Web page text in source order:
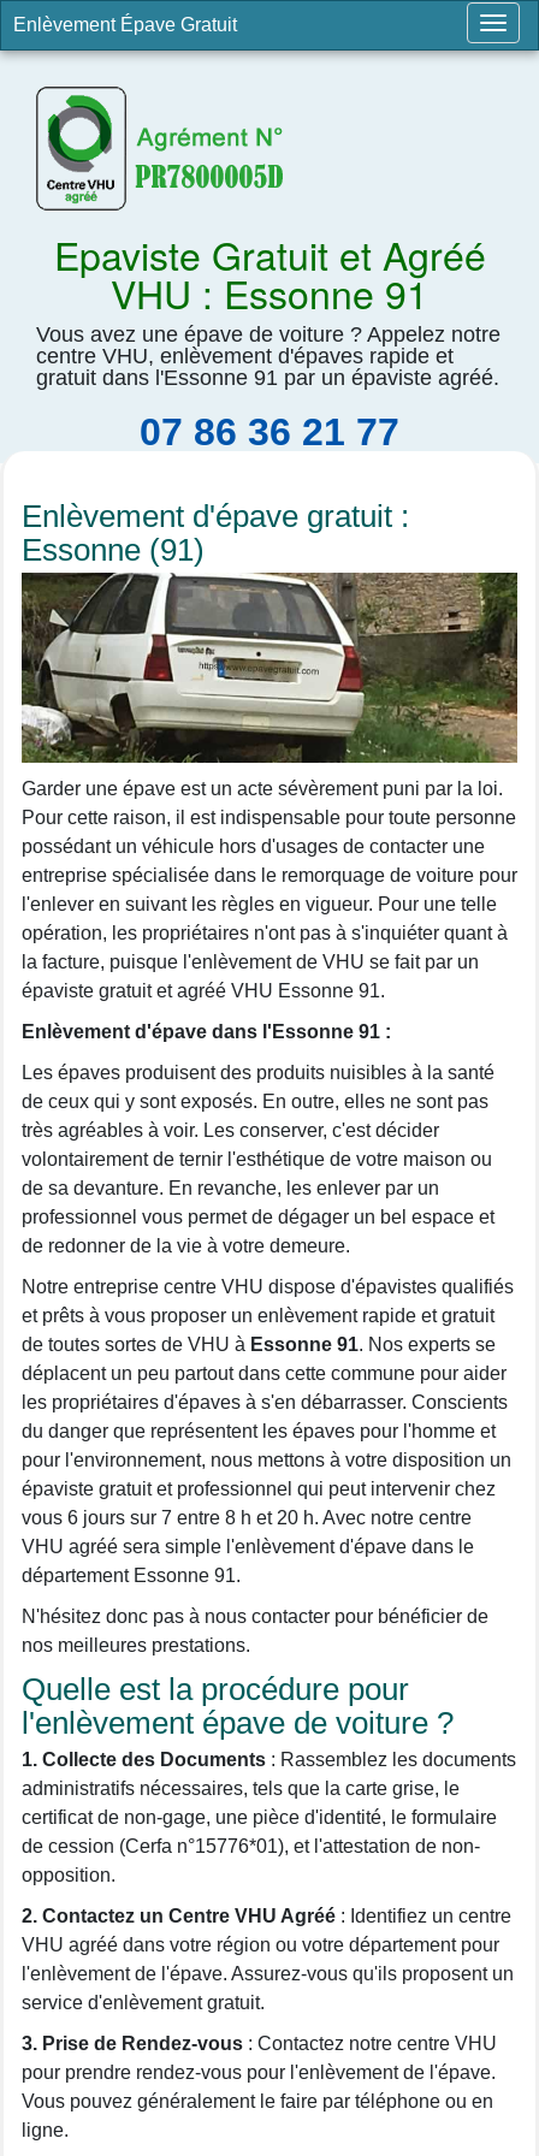
Enlèvement Épave Gratuit
Epaviste Gratuit et Agréé
VHU : Essonne 91
Vous avez une épave de voiture ? Appelez notre
centre VHU, enlèvement d'épaves rapide et
gratuit dans l'Essonne 91 par un épaviste agréé.
07 86 36 21 77
Enlèvement d'épave gratuit :
Essonne (91)
Garder une épave est un acte sévèrement puni par la loi.
Pour cette raison, il est indispensable pour toute personne
possédant un véhicule hors d'usages de contacter une
entreprise spécialisée dans le remorquage de voiture pour
l'enlever en suivant les règles en vigueur. Pour une telle
opération, les propriétaires n'ont pas à s'inquiéter quant à
la facture, puisque l'enlèvement de VHU se fait par un
épaviste gratuit et agréé VHU Essonne 91.
Enlèvement d'épave dans l'Essonne 91 :
Les épaves produisent des produits nuisibles à la santé
de ceux qui y sont exposés. En outre, elles ne sont pas
très agréables à voir. Les conserver, c'est décider
volontairement de ternir l'esthétique de votre maison ou
de sa devanture. En revanche, les enlever par un
professionnel vous permet de dégager un bel espace et
de redonner de la vie à votre demeure.
Notre entreprise centre VHU dispose d'épavistes qualifiés
et prêts à vous proposer un enlèvement rapide et gratuit
de toutes sortes de VHU à Essonne 91. Nos experts se
déplacent un peu partout dans cette commune pour aider
les propriétaires d'épaves à s'en débarrasser. Conscients
du danger que représentent les épaves pour l'homme et
pour l'environnement, nous mettons à votre disposition un
épaviste gratuit et professionnel qui peut intervenir chez
vous 6 jours sur 7 entre 8 h et 20 h. Avec notre centre
VHU agréé sera simple l'enlèvement d'épave dans le
département Essonne 91.
N'hésitez donc pas à nous contacter pour bénéficier de
nos meilleures prestations.
Quelle est la procédure pour
l'enlèvement épave de voiture ?
1. Collecte des Documents : Rassemblez les documents
administratifs nécessaires, tels que la carte grise, le
certificat de non-gage, une pièce d'identité, le formulaire
de cession (Cerfa n°15776*01), et l'attestation de non-
opposition.
2. Contactez un Centre VHU Agréé : Identifiez un centre
VHU agréé dans votre région ou votre département pour
l'enlèvement de l'épave. Assurez-vous qu'ils proposent un
service d'enlèvement gratuit.
3. Prise de Rendez-vous : Contactez notre centre VHU
pour prendre rendez-vous pour l'enlèvement de l'épave.
Vous pouvez généralement le faire par téléphone ou en
ligne.